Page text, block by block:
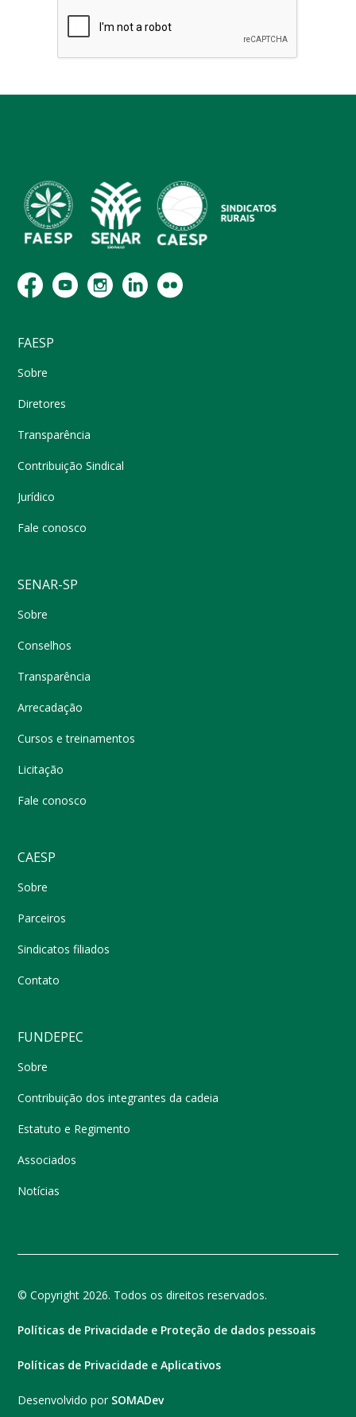
FAESP
Sobre
Diretores
Transparência
Contribuição Sindical
Jurídico
Fale conosco
SENAR-SP
Sobre
Conselhos
Transparência
Arrecadação
Cursos e treinamentos
Licitação
Fale conosco
CAESP
Sobre
Parceiros
Sindicatos filiados
Contato
FUNDEPEC
Sobre
Contribuição dos integrantes da cadeia
Estatuto e Regimento
Associados
Notícias
© Copyright 2026. Todos os direitos reservados.
Políticas de Privacidade e Proteção de dados pessoais
Políticas de Privacidade e Aplicativos
Desenvolvido por SOMADev